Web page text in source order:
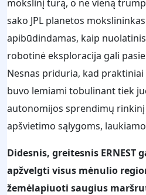
mokslinį turą, o ne vieną
sako JPL planetos mokslininkas
apibūdindamas, kaip
robotinė eksploracija gali
Nesnas priduria, kad
buvo lemiami tobulinant tiek
autonomijos sprendimų
apšvietimo sąlygoms,
Didesnis, greitesnis ERNEST
apžvelgti visus mėnulio
žemėlapiuoti saugius